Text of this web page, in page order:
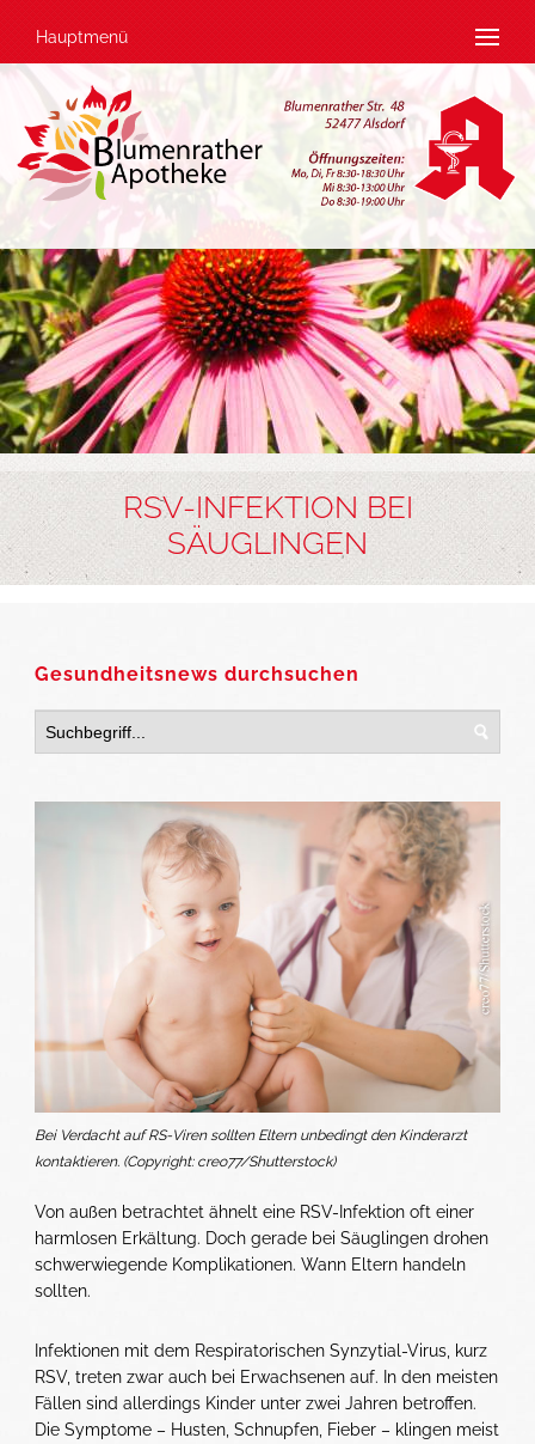
Hauptmenü
RSV-INFEKTION BEI
SÄUGLINGEN
Gesundheitsnews durchsuchen
Bei Verdacht auf RS-Viren sollten Eltern unbedingt den Kinderarzt
kontaktieren. (Copyright: creo77/Shutterstock)
Von außen betrachtet ähnelt eine RSV-Infektion oft einer
harmlosen Erkältung. Doch gerade bei Säuglingen drohen
schwerwiegende Komplikationen. Wann Eltern handeln
sollten.
Infektionen mit dem Respiratorischen Synzytial-Virus, kurz
RSV, treten zwar auch bei Erwachsenen auf. In den meisten
Fällen sind allerdings Kinder unter zwei Jahren betroffen.
Die Symptome – Husten, Schnupfen, Fieber – klingen meist